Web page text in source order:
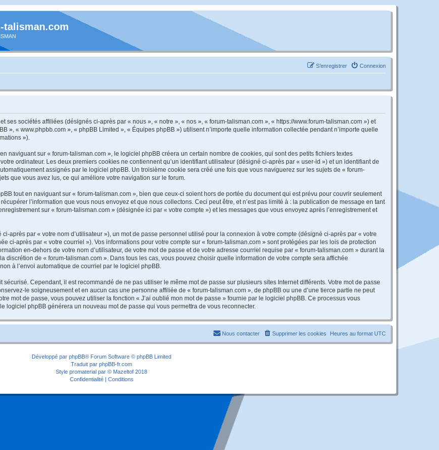
talisman.com
Connexion
S’enregistrer
ses sociétés affiliées (désignés ci-après par « nous », « notre », « nos », « forum-talisman.com », « https://www.forum-talisman.com ») et
», « www.phpbb.com », « phpBB Limited », « Équipes phpBB ») utilisent n’importe quelle information collectée pendant n’importe quelle
»).
naviguant sur « forum-talisman.com », le logiciel phpBB créera un certain nombre de cookies, qui sont des petits fichiers textes
ordinateur. Les deux premiers cookies ne contiennent qu’un identifiant utilisateur (désigné ci-après par « user-id ») et un identifiant de
assignés par le logiciel phpBB. Un troisième cookie sera créé une fois que vous naviguerez sur les sujets de « forum-
que vous avez lus, ce qui améliore votre navigation sur le forum.
tout en naviguant sur « forum-talisman.com », bien que ceux-ci soient hors de portée du document qui est prévu pour couvrir seulement
l’information que vous nous envoyez et que nous collectons. Ceci peut être, et n’est pas limité à : la publication de message en tant
sur « forum-talisman.com » (désignée ici par « votre compte ») et les messages que vous envoyez après l’enregistrement et
après par « votre nom d’utilisateur »), un mot de passe personnel utilisé pour la connexion à votre compte (désigné ci-après par « votre
ci-après par « votre courriel »). Vos informations pour votre compte sur « forum-talisman.com » sont protégées par les lois de protection
en-dehors de votre nom d’utilisateur, de votre mot de passe et de votre adresse courriel requise par « forum-talisman.com » durant la
discrétion de « forum-talisman.com ». Dans tous les cas, vous pouvez choisir quelle information de votre compte sera affichée
à l’envoi automatique de courriel par le logiciel phpBB.
Cependant, il est recommandé de ne pas utiliser le même mot de passe sur plusieurs sites Internet différents. Votre mot de passe
le soigneusement et en aucun cas une personne affiliée de « forum-talisman.com », de phpBB ou une d’une tierce partie ne peut
mot de passe, vous pouvez utiliser la fonction « J’ai oublié mon mot de passe » fournie par le logiciel phpBB. Ce processus vous
logiciel phpBB générera un nouveau mot de passe qui vous permettra de vous reconnecter.
Heures au format UTC
Supprimer les cookies
Nous contacter
Développé par phpBB® Forum Software © phpBB Limited
Traduit par phpBB-fr.com
Style promaterial par © Mazeltof 2018
Confidentialité| Conditions